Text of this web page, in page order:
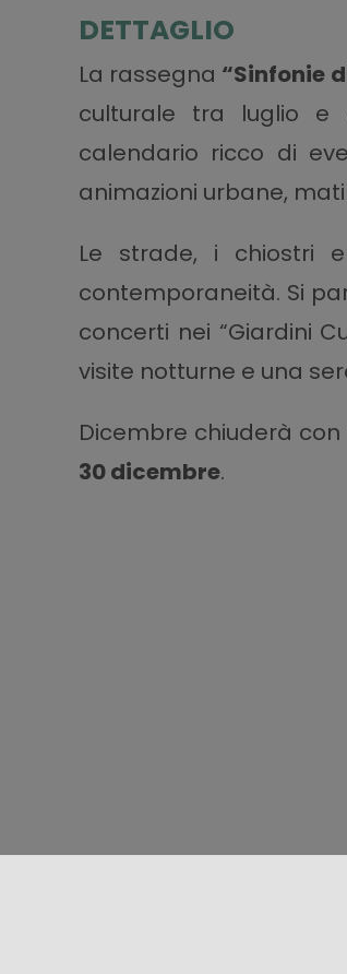
DETTAGLIO
La rassegna “Sinfonie
culturale tra luglio e
calendario ricco di
animazioni urbane,
Le strade, i chiostri
contemporaneità. Si
concerti nei “Giardini
visite notturne e una
Dicembre chiuderà con
30 dicembre.